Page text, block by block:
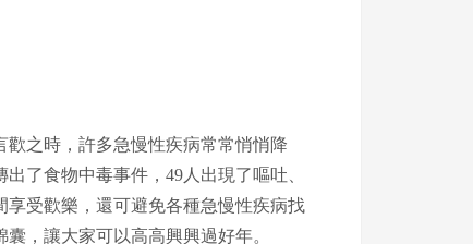
之時，許多急慢性疾病常常悄悄降
了食物中毒事件，49人出現了嘔吐、
享受歡樂，還可避免各種急慢性疾病找
，讓大家可以高高興興過好年。